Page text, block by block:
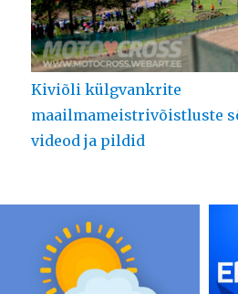
Kiviõli külgvankrite
maailmameistrivõistluste
videod ja pildid